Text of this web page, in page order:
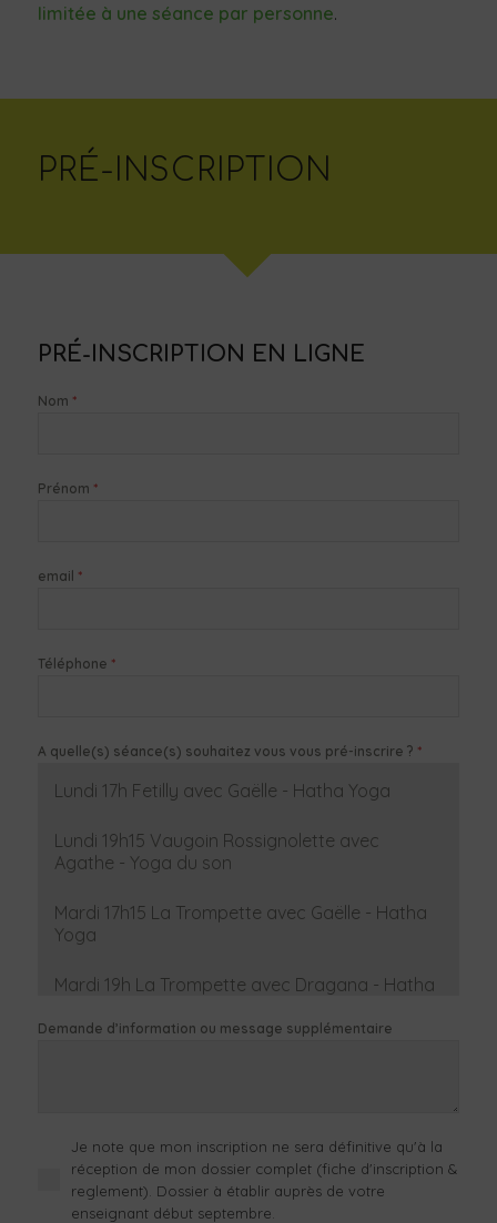
limitée à une séance par personne.
PRÉ-INSCRIPTION
PRÉ-INSCRIPTION EN LIGNE
Nom *
Prénom *
email *
Téléphone *
A quelle(s) séance(s) souhaitez vous vous pré-inscrire ? *
Lundi 17h Fetilly avec Gaëlle - Hatha Yoga
Lundi 19h15 Vaugoin Rossignolette avec
Agathe - Yoga du son
Mardi 17h15 La Trompette avec Gaëlle - Hatha
Yoga
Mardi 19h La Trompette avec Dragana - Hatha
Hatha yoga
Jeudi 9h Mireuil avec Agathe - Hatha Yoga
Demande d’information ou message supplémentaire
Je note que mon inscription ne sera définitive qu'à la
réception de mon dossier complet (fiche d'inscription &
reglement). Dossier à établir auprès de votre
enseignant début septembre.